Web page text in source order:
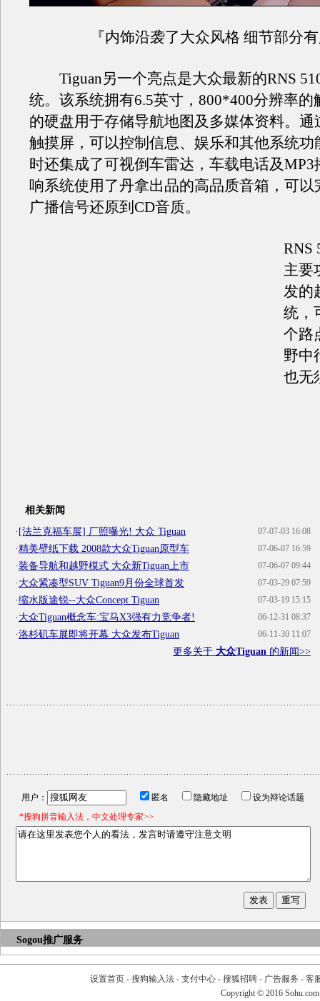
『内饰沿袭了大众风格 细节部分有
Tiguan另一个亮点是大众最新的RNS
统。该系统拥有6.5英寸，800*400分辨率的
的硬盘用于存储导航地图及多媒体资料。通
触摸屏，可以控制信息、娱乐和其他系统功
时还集成了可视倒车雷达，车载电话及MP3
响系统使用了丹拿出品的高品质音箱，可以
广播信号还原到CD音质。
RNS
主要
发的
统，
个路
野中
也无
相关新闻
07-07-03 16:08
·[法兰克福车展] 厂照曝光! 大众 Tiguan
07-06-07 16:59
·精美壁纸下载 2008款大众Tiguan原型车
07-06-07 09:44
·装备导航和越野模式 大众新Tiguan上市
07-03-29 07:59
·大众紧凑型SUV Tiguan9月份全球首发
07-03-19 15:15
·缩水版途锐--大众Concept Tiguan
06-12-31 08:37
·大众Tiguan概念车:宝马X3强有力竞争者!
06-11-30 11:07
·洛杉矶车展即将开幕 大众发布Tiguan
更多关于 大众Tiguan 的新闻>>
用户： 匿名 隐藏地址
设为辩论话题
*搜狗拼音输入法，中文处理专家>>
Sogou推广服务
设置首页- 搜狗输入法- 支付中心- 搜狐招聘- 广告服务 - 客
Copyright © 2016